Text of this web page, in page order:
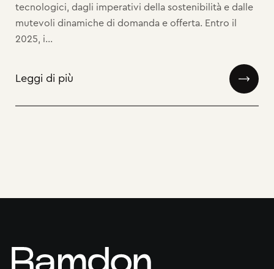
tecnologici, dagli imperativi della sostenibilità e dalle
mutevoli dinamiche di domanda e offerta. Entro il
2025, i...
Leggi di più